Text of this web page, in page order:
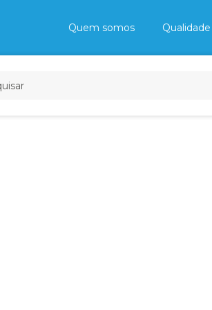
Quem somos Qualidade